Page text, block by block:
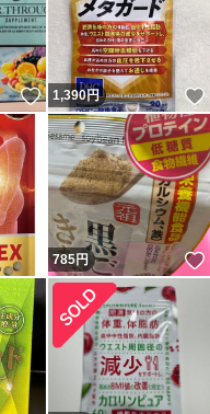
いいね！
1,390円
785円